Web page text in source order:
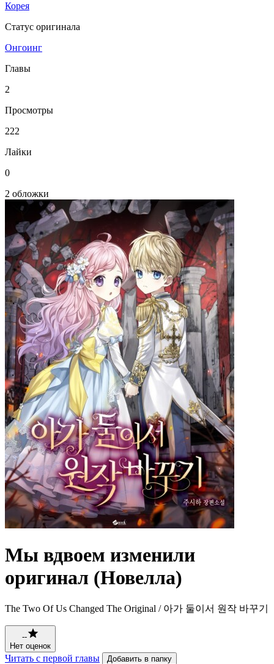
Корея
Статус оригинала
Онгоинг
Главы
2
Просмотры
222
Лайки
0
2 обложки
Мы вдвоем изменили
оригинал (Новелла)
The Two Of Us Changed The Original / 아가 둘이서 원작 바꾸기
--
Нет оценок
Читать с первой главы Добавить в папку